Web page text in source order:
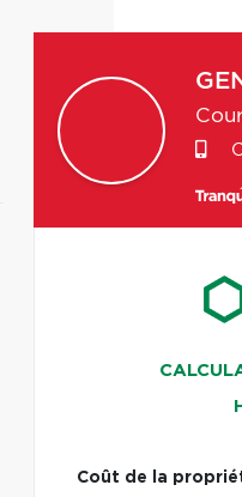
Coût de la